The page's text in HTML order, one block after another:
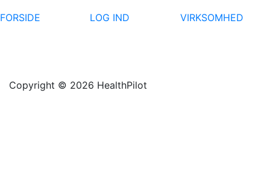
FORSIDE
LOG IND VIRKSOMHED
Copyright © 2026 HealthPilot